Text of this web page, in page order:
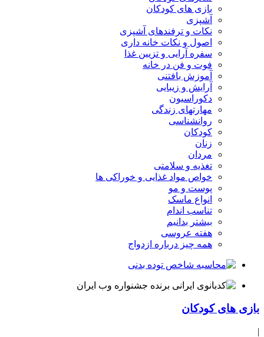
بازی های کودکان
آشپزی
نکات و ترفندهای آشپزی
اصول و نکات خانه داری
سفره آرایی و تزیین غذا
فوت و فن در خانه
آموزش بافتنی
آرایش و زیبایی
دکوراسیون
مهارتهای زندگی
روانشناسی
کودکان
زنان
مردان
تغذیه و سلامتی
خواص مواد غذایی و خوراکی ها
پوست و مو
انواع ماسک
تناسب اندام
بیشتر بدانیم
هفته عروسی
همه چیز درباره ازدواج
بازی های کودکان
|